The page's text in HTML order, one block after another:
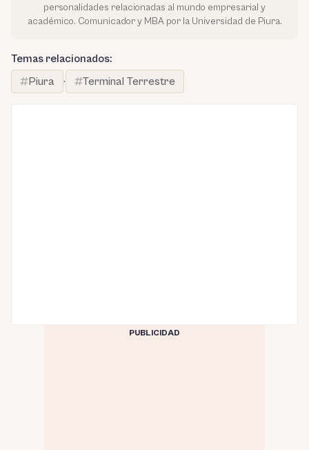
personalidades relacionadas al mundo empresarial y
académico. Comunicador y MBA por la Universidad de Piura.
Temas relacionados:
Piura
· Terminal Terrestre
PUBLICIDAD